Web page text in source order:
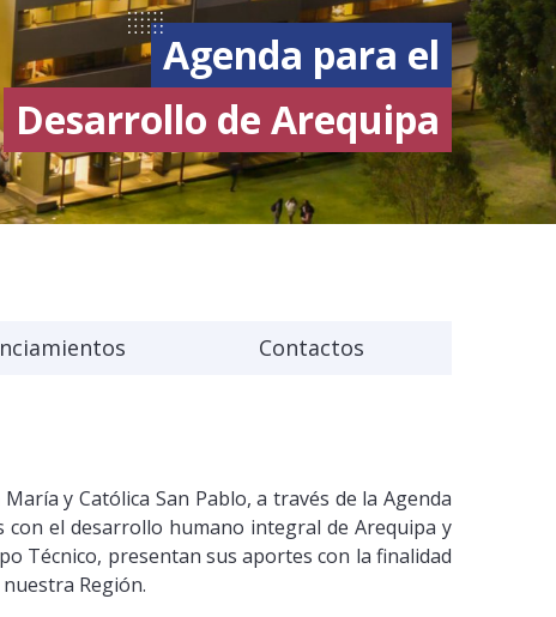
Agenda para el
Desarrollo de Arequipa
Contactos
y Católica San Pablo, a través de la Agenda
con el desarrollo humano integral de Arequipa y
Técnico, presentan sus aportes con la finalidad
Región.